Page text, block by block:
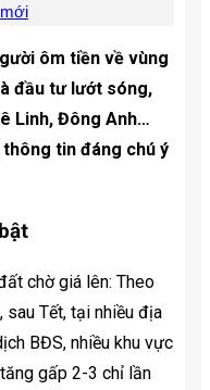
ôm tiền về vùng
đầu tư lướt sóng,
Linh, Đông Anh…
tin đáng chú ý
chờ giá lên: Theo
sau Tết, tại nhiều địa
BĐS, nhiều khu vực
gấp 2-3 chỉ lần